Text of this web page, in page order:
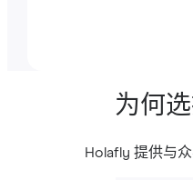
为何选
Holafly 提供与